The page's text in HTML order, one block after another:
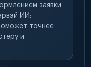
заявки
ИИ:
точнее
и